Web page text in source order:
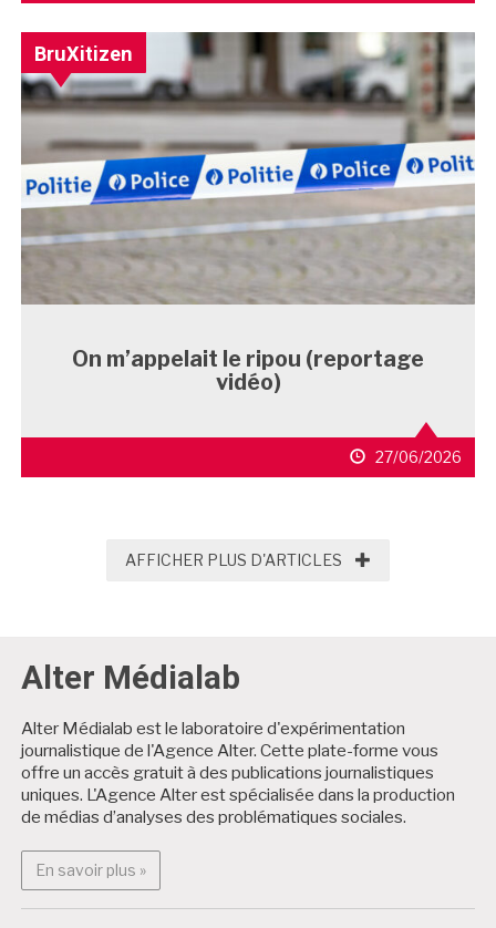
BruXitizen
On m’appelait le ripou (reportage
vidéo)
27/06/2026
AFFICHER PLUS D'ARTICLES AFFICHER PLUS
Alter Médialab
Alter Médialab est le laboratoire d'expérimentation
journalistique de l'Agence Alter. Cette plate-forme vous
offre un accès gratuit à des publications journalistiques
uniques. L'Agence Alter est spécialisée dans la production
de médias d’analyses des problématiques sociales.
En savoir plus »En savoir plus : Alter Médialab